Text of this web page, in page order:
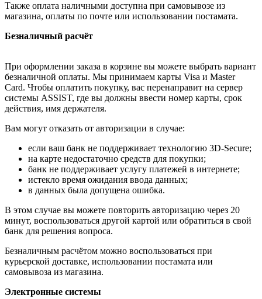
Также оплата наличными доступна при самовывозе из
магазина, оплаты по почте или использовании постамата.
Безналичный расчёт
При оформлении заказа в корзине вы можете выбрать вариант
безналичной оплаты. Мы принимаем карты Visa и Master
Card. Чтобы оплатить покупку, вас перенаправит на сервер
системы ASSIST, где вы должны ввести номер карты, срок
действия, имя держателя.
Вам могут отказать от авторизации в случае:
если ваш банк не поддерживает технологию 3D-Secure;
на карте недостаточно средств для покупки;
банк не поддерживает услугу платежей в интернете;
истекло время ожидания ввода данных;
в данных была допущена ошибка.
В этом случае вы можете повторить авторизацию через 20
минут, воспользоваться другой картой или обратиться в свой
банк для решения вопроса.
Безналичным расчётом можно воспользоваться при
курьерской доставке, использовании постамата или
самовывоза из магазина.
Электронные системы